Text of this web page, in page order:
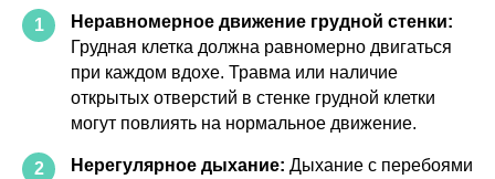
1
Неравномерное движение грудной стенки:
Грудная клетка должна равномерно двигаться
при каждом вдохе. Травма или наличие
открытых отверстий в стенке грудной клетки
могут повлиять на нормальное движение.
2 Нерегулярное дыхание: Дыхание с перебоями